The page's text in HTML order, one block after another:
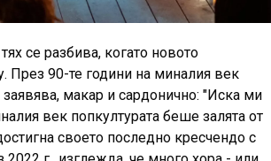
се разбива, когато новото
През 90-те години на миналия век
заявява, макар и сардонично: "Иска ми
век попкултурата беше залята от
своето последно кресчендо с